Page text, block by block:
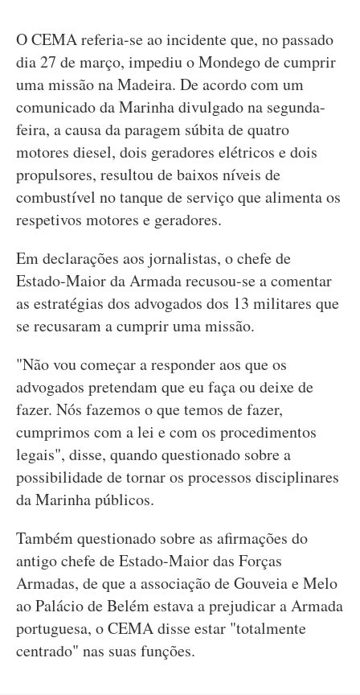
O CEMA referia-se ao incidente que, no passado
dia 27 de março, impediu o Mondego de cumprir
uma missão na Madeira. De acordo com um
comunicado da Marinha divulgado na segunda-
feira, a causa da paragem súbita de quatro
motores diesel, dois geradores elétricos e dois
propulsores, resultou de baixos níveis de
combustível no tanque de serviço que alimenta os
respetivos motores e geradores.
Em declarações aos jornalistas, o chefe de
Estado-Maior da Armada recusou-se a comentar
as estratégias dos advogados dos 13 militares que
se recusaram a cumprir uma missão.
"Não vou começar a responder aos que os
advogados pretendam que eu faça ou deixe de
fazer. Nós fazemos o que temos de fazer,
cumprimos com a lei e com os procedimentos
legais", disse, quando questionado sobre a
possibilidade de tornar os processos disciplinares
da Marinha públicos.
Também questionado sobre as afirmações do
antigo chefe de Estado-Maior das Forças
Armadas, de que a associação de Gouveia e Melo
ao Palácio de Belém estava a prejudicar a Armada
portuguesa, o CEMA disse estar "totalmente
centrado" nas suas funções.